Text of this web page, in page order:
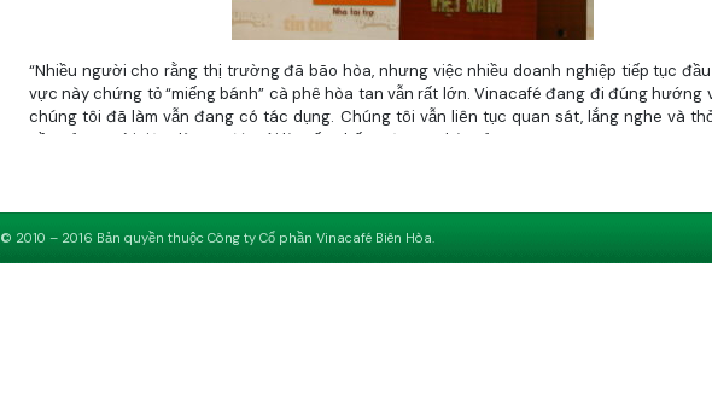
“Nhiều người cho rằng thị trường đã bão hòa, nhưng việc nhiều doanh nghiệp tiếp tục
vực này chứng tỏ “miếng bánh” cà phê hòa tan vẫn rất lớn. Vinacafé đang đi đúng hướng
chúng tôi đã làm vẫn đang có tác dụng. Chúng tôi vẫn liên tục quan sát, lắng nghe và
cầu của người tiêu dùng - đó mới là mấu chốt” - ông Vũ bày tỏ.
loại cà phê nguyên liệu tốt nhất, với hương vị tự nhiên, gần nhất với “gu” cà phê phin của
Quy trình rang xay, đóng gói của sản phẩm được tối ưu hóa để bảo quản chất lượng sản
© 2010 – 2016 Bản quyền thuộc Công ty Cổ phần Vinacafé Biên Hòa.